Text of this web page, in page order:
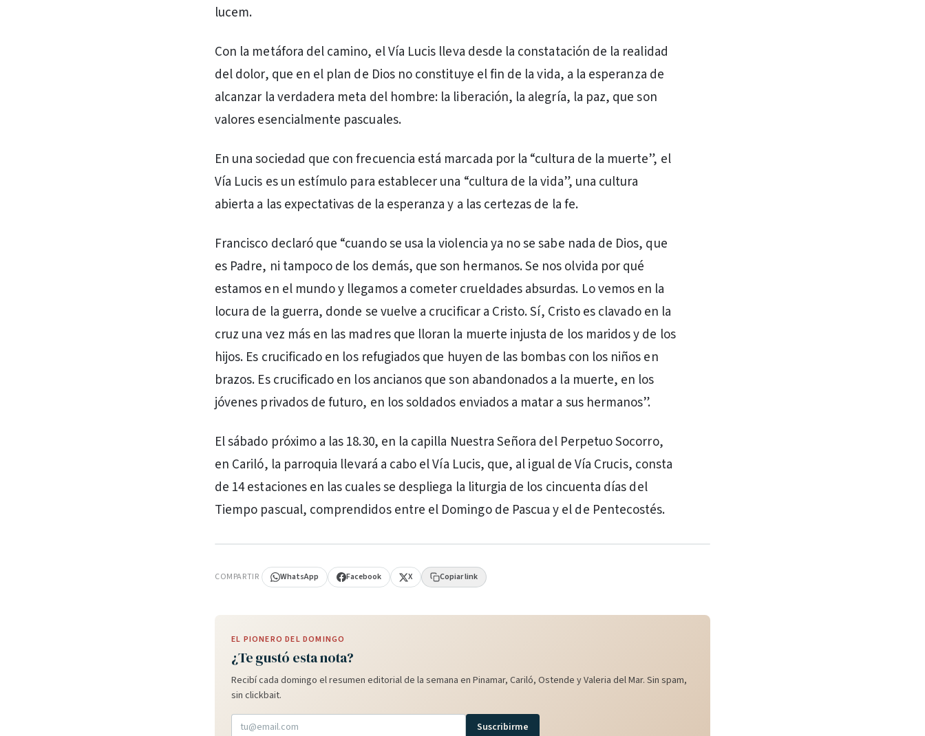
lucem.
Con la metáfora del camino, el Vía Lucis lleva desde la constatación de la realidad
del dolor, que en el plan de Dios no constituye el fin de la vida, a la esperanza de
alcanzar la verdadera meta del hombre: la liberación, la alegría, la paz, que son
valores esencialmente pascuales.
En una sociedad que con frecuencia está marcada por la “cultura de la muerte”, el
Vía Lucis es un estímulo para establecer una “cultura de la vida”, una cultura
abierta a las expectativas de la esperanza y a las certezas de la fe.
Francisco declaró que “cuando se usa la violencia ya no se sabe nada de Dios, que
es Padre, ni tampoco de los demás, que son hermanos. Se nos olvida por qué
estamos en el mundo y llegamos a cometer crueldades absurdas. Lo vemos en la
locura de la guerra, donde se vuelve a crucificar a Cristo. Sí, Cristo es clavado en la
cruz una vez más en las madres que lloran la muerte injusta de los maridos y de los
hijos. Es crucificado en los refugiados que huyen de las bombas con los niños en
brazos. Es crucificado en los ancianos que son abandonados a la muerte, en los
jóvenes privados de futuro, en los soldados enviados a matar a sus hermanos”.
El sábado próximo a las 18.30, en la capilla Nuestra Señora del Perpetuo Socorro,
en Cariló, la parroquia llevará a cabo el Vía Lucis, que, al igual de Vía Crucis, consta
de 14 estaciones en las cuales se despliega la liturgia de los cincuenta días del
Tiempo pascual, comprendidos entre el Domingo de Pascua y el de Pentecostés.
COMPARTIR WhatsApp Facebook X Copiar link
EL PIONERO DEL DOMINGO
¿Te gustó esta nota?
Recibí cada domingo el resumen editorial de la semana en Pinamar, Cariló, Ostende y Valeria del Mar. Sin spam,
sin clickbait.
Suscribirme